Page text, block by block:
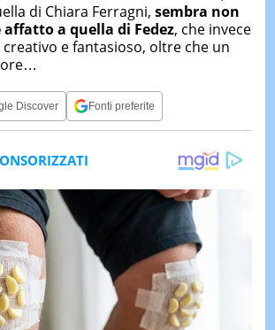
di Chiara Ferragni, sembra non
a quella di Fedez, che invece
e fantasioso, oltre che un
Discover Fonti preferite